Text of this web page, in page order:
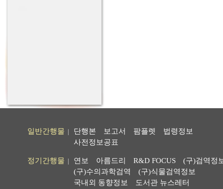
일반간행물 단행본 보고서 팜플렛
법령정보
사전정보공표
정기간행물 연보 아름드리 R&D FOCUS
(구)검역정
(구)수의과학검역
(구)식물검역정보
국내외 동향정보
도서관 뉴스레터